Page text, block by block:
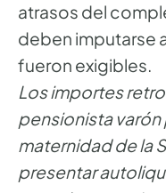
atrasos del
deben imputarse
fueron exigibles.
Los importes
pensionista
maternidad de la
presentar